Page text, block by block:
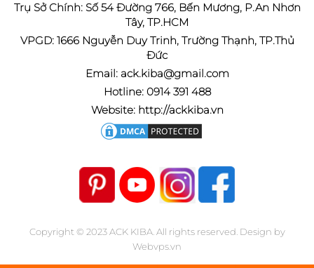
Trụ Sở Chính: Số 54 Đường 766, Bến Mương, P.An Nhơn
Tây, TP.HCM
VPGD: 1666 Nguyễn Duy Trinh, Trường Thạnh, TP.Thủ
Đức
Email: ack.kiba@gmail.com
Hotline: 0914 391 488
Website: http://ackkiba.vn
Copyright © 2023ACK KIBA. All rights reserved. Design by
Webvps.vn